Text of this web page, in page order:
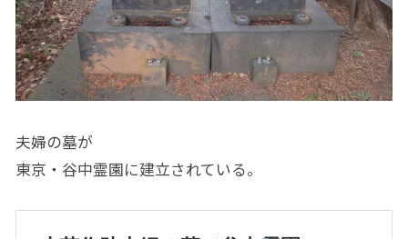
夫婦の墓が
東京・谷中霊園に建立されている。